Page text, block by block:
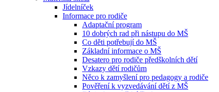
Jídelníček
Informace pro rodiče
Adaptační program
10 dobrých rad při nástupu do MŠ
Co děti potřebují do MŠ
Základní informace o MŠ
Desatero pro rodiče předškolních dětí
Vzkazy dětí rodičům
Něco k zamyšlení pro pedagogy a rodiče
Pověření k vyzvedávání dětí z MŠ